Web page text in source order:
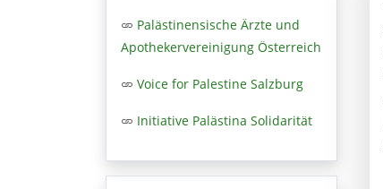
Palästinensische Ärzte und
Apothekervereinigung Österreich
Voice for Palestine Salzburg
Initiative Palästina Solidarität